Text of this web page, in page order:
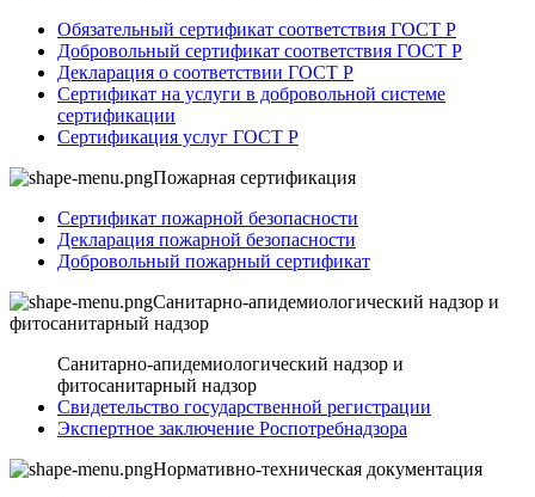
Обязательный сертификат соответствия ГОСТ Р
Добровольный сертификат соответствия ГОСТ Р
Декларация о соответствии ГОСТ Р
Сертификат на услуги в добровольной системе
сертификации
Сертификация услуг ГОСТ Р
Пожарная сертификация
Сертификат пожарной безопасности
Декларация пожарной безопасности
Добровольный пожарный сертификат
Санитарно-апидемиологический надзор и
фитосанитарный надзор
Санитарно-апидемиологический надзор и
фитосанитарный надзор
Свидетельство государственной регистрации
Экспертное заключение Роспотребнадзора
Нормативно-техническая документация